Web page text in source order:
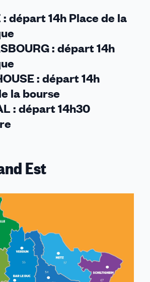
: départ 14h Place de la
: départ 14h
: départ 14h
la bourse
: départ 14h30
Est